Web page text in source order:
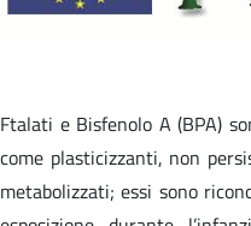
Ftalati e Bisfenolo A (BPA)
come plasticizzanti, non
metabolizzati; essi sono